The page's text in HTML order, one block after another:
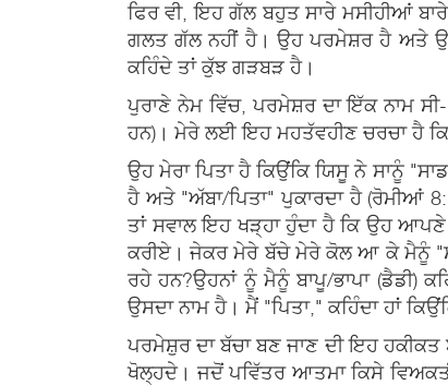
ਫਿਰ ਵੀ, ਇਹ ਗੱਲ ਬਹੁਤ ਸਾਰੇ ਮਸੀਹੀਆਂ
ਗਲਤ ਗੱਲ ਨਹੀਂ ਹੈ। ਉਹ ਪਰਮੇਸ਼ਰ ਹੈ ਅਤੇ
ਕਹਿੰਦੇ ਤਾਂ ਕੁੱਝ ਗੜਬੜ ਹੈ।
ਪੁਰਾਣੇ ਨੇਮ ਵਿੱਚ, ਪਰਮੇਸ਼ਰ ਦਾ ਇੱਕ ਨਾਮ ਸੀ-
ਹਨ)। ਮੇਰੇ ਲਈ ਇਹ ਮਹਤੱਵਹੀਣ ਚਰਚਾ ਹੈ
ਉਹ ਮੇਰਾ ਪਿਤਾ ਹੈ ਕਿਉਂਕਿ ਯਿਸੂ ਨੇ ਸਾਨੂੰ
ਹੈ ਅਤੇ "ਅੱਬਾ/ਪਿਤਾ" ਪੁਕਾਰਦਾ ਹੈ (ਰੋਮੀਆਂ
ਤਾਂ ਸਵਾਲ ਇਹ ਖੜ੍ਹਾ ਹੁੰਦਾ ਹੈ ਕਿ ਉਹ
ਕਰੀਏ। ਜੇਕਰ ਮੇਰੇ ਬੱਚੇ ਮੇਰੇ ਕੋਲ ਆ ਕੇ ਮੈਨੂੰ
ਰਹੇ ਹਨ?ਉਹਨਾਂ ਨੂੰ ਮੈਨੂੰ ਬਾਪੂ/ਭਾਪਾ (ਡੈਡੀ)
ਉਸਦਾ ਨਾਮ ਹੈ। ਮੈਂ "ਪਿਤਾ," ਕਹਿੰਦਾ ਹਾਂ
ਪਰਮੇਸ਼ੁਰ ਦਾ ਬੱਚਾ ਬਣ ਜਾਣ ਦੀ ਇਹ
ਖੋਲ੍ਹਦੇ। ਜਦੋਂ ਪਵਿੱਤਰ ਆਤਮਾ ਕਿਸੇ